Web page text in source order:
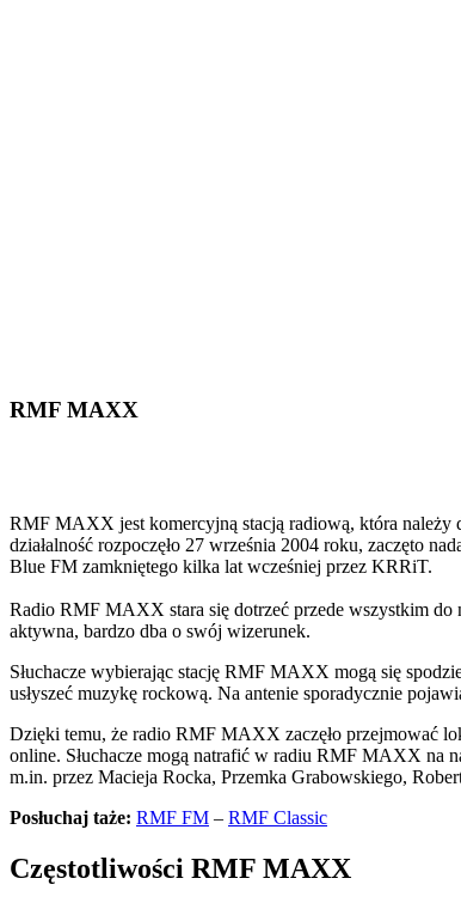
RMF MAXX
RMF MAXX jest komercyjną stacją radiową, która
działalność rozpoczęło 27 września 2004 roku, zaczęto
Blue FM zamkniętego kilka lat wcześniej przez KRRiT.
Radio RMF MAXX stara się dotrzeć przede wszystkim do
aktywna, bardzo dba o swój wizerunek.
Słuchacze wybierając stację RMF MAXX mogą się
usłyszeć muzykę rockową. Na antenie sporadycznie
Dzięki temu, że radio RMF MAXX zaczęło przejmować
online. Słuchacze mogą natrafić w radiu RMF MAXX na
m.in. przez Macieja Rocka, Przemka Grabowskiego,
Posłuchaj taże: RMF FM – RMF Classic
Częstotliwości RMF MAXX